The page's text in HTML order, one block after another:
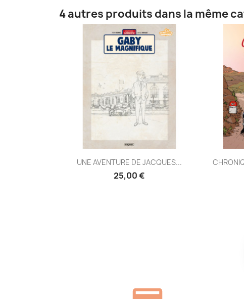
4 autres produits dans la même
Aperçu rapide
UNE AVENTURE DE JACQUES...
25,00 €